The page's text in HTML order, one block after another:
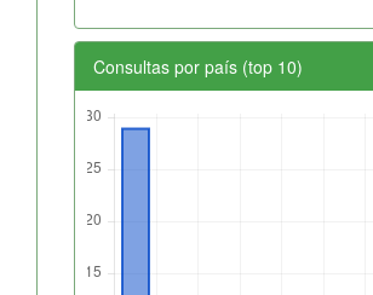
Consultas por país (top 10)